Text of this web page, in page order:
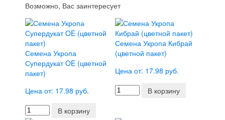
Возможно, Вас заинтересует
Семена Укропа
Супердукат OE (цветной
пакет)
Цена от: 17.98 руб.
В корзину
Семена Укропа Кибрай
(цветной пакет)
Цена от: 17.98 руб.
В корзину